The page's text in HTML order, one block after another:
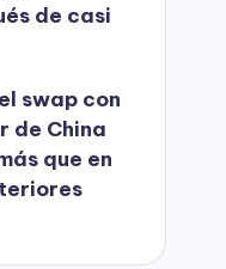
de casi
swap con
de China
que en